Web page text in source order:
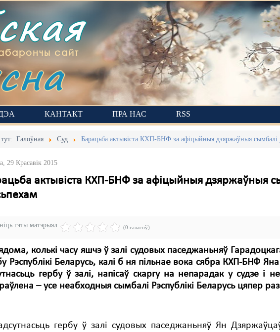
сайт
КАНТАКТ ПРА НАС RSS
Галоўная Суд Барацьба актывіста КХП-БНФ за афіцыйныя дзяржаўныя сымбалі
29 Красавік 2015
актывіста КХП-БНФ за афіцыйныя дзяржаўныя
гэты матэрыял (0 галасоў)
колькі часу яшчэ ў залі судовых паседжаньняў
Рэспублікі Беларусь, калі б ня пільнае вока сябра КХП-БНФ
гербу ў залі, напісаў скаргу на непарадак у судзе і
– усе неабходныя сымбалі Рэспублікі Беларусь цяпер
гербу ў залі судовых паседжаньняў Ян